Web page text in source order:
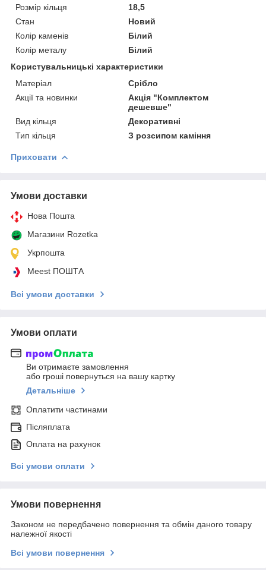
Розмір кільця
18,5
Стан
Новий
Колір каменів
Білий
Колір металу
Білий
Користувальницькі характеристики
Матеріал
Срібло
Акції та новинки
Акція "Комплектом
дешевше"
Вид кільця
Декоративні
Тип кільця
З розсипом каміння
Приховати
Умови доставки
Нова Пошта
Магазини Rozetka
Укрпошта
Meest ПОШТА
Всі умови доставки
Умови оплати
Ви отримаєте замовлення
або гроші повернуться на вашу картку
Детальніше
Оплатити частинами
Післяплата
Оплата на рахунок
Всі умови оплати
Умови повернення
Законом не передбачено повернення та обмін даного товару
належної якості
Всі умови повернення